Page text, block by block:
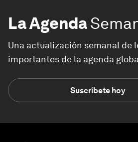
La Agenda
Una actualización semanal de
importantes de la agenda
Suscríbete hoy